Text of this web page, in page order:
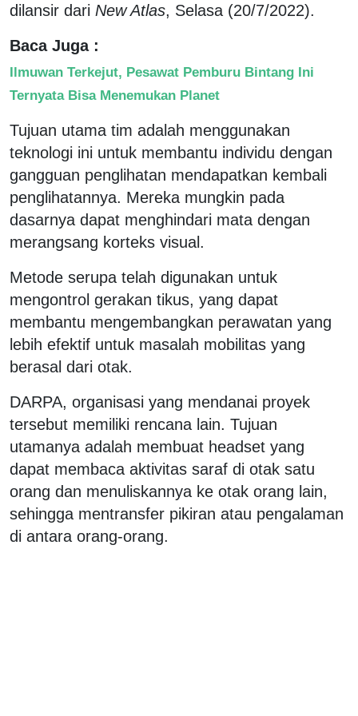
dilansir dari New Atlas, Selasa (20/7/2022).
Baca Juga :
Ilmuwan Terkejut, Pesawat Pemburu Bintang Ini
Ternyata Bisa Menemukan Planet
Tujuan utama tim adalah menggunakan
teknologi ini untuk membantu individu dengan
gangguan penglihatan mendapatkan kembali
penglihatannya. Mereka mungkin pada
dasarnya dapat menghindari mata dengan
merangsang korteks visual.
Metode serupa telah digunakan untuk
mengontrol gerakan tikus, yang dapat
membantu mengembangkan perawatan yang
lebih efektif untuk masalah mobilitas yang
berasal dari otak.
DARPA, organisasi yang mendanai proyek
tersebut memiliki rencana lain. Tujuan
utamanya adalah membuat headset yang
dapat membaca aktivitas saraf di otak satu
orang dan menuliskannya ke otak orang lain,
sehingga mentransfer pikiran atau pengalaman
di antara orang-orang.